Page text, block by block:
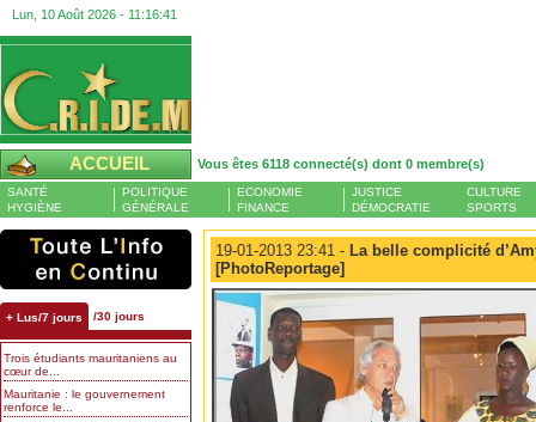
Lun, 10 Août 2026 - 11:16:43
ACCUEIL Vous êtes 6118 connecté(s) dont 0 membre(s)
SANTÉ
HYGIÈNE
POLITIQUE
GÉNÉRALE
ECONOMIE
FINANCE
JUSTICE
DÉMOCRATIE
CULTURE
SPORTS
+ Lus/7 jours /30 jours
Trois étudiants mauritaniens au
cœur de...
Mauritanie : le gouvernement
renforce le...
19-01-2013 23:41 - La belle complicité
[PhotoReportage]